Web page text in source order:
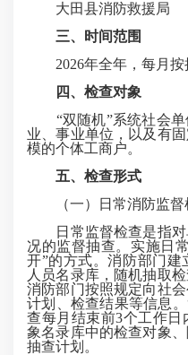
大田县消防救援局
三、时间范围
2026年全年，每月按
四、检查对象
“双随机”系统社会单
业、事业单位，以及有
模的个体工商户。
五、检查形式
（一）日常消防监督
日常监督检查是指对
况的监督抽查。实施日
开”的方式。消防部门
人员名录库，随机抽取
消防部门按照规定向社
计划、检查结果等信息
查每月结束前3个工作
象名录库中的检查对象
抽查计划。